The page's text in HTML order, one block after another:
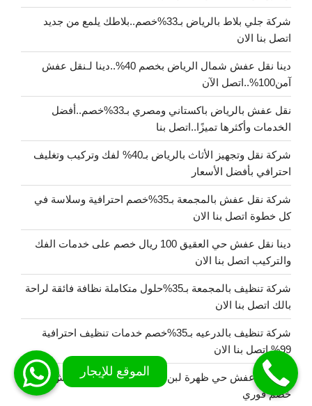
شركة جلي بلاط بالرياض بـ33%خصم..بلاطك يلمع من جديد
اتصل بنا الان
دينا نقل عفش شمال الرياض بخصم 40%..دينا لـنقل عفش
آمن100%..اتصل الآن
نقل عفش بالرياض باكستاني ومصري بـ33%خصم..أفضل
الخدمات وأكثرها تميزًا..اتصل بنا
شركة نقل وتجهيز الأثاث بالرياض بـ40% لفك وتركيب وتغليف
احترافي بأفضل الأسعار
شركة نقل عفش بالمجمعة بـ35%خصم احترافية وسلاسة في
كل خطوة اتصل بنا الان
دينا نقل عفش حي العقيق 100 ريال خصم على خدمات الفك
والتركيب اتصل بنا الان
شركة تنظيف بالمجمعة بـ35%حلول متكاملة نظافة فائقة لراحة
بالك اتصل بنا الان
شركة تنظيف بالدرعيه بـ35%خصم خدمات تنظيف احترافية
99% اتصل بنا الان
دينا نقل عفش حي ظهرة لبن..افضل خدمات نقل العفش بـ33%
خصم فوري